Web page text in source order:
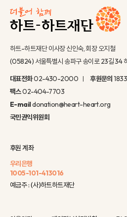
하트-하트재단 이사장 신인숙, 회장 오지철
(05824) 서울특별시 송파구 송이로 23길 34
대표전화02-430-2000 후원문의
팩스02-404-7703
E-maildonation@heart-heart.org
국민권익위원회
후원 계좌
우리은행
1005-101-413016
예금주 : (사)하트하트재단